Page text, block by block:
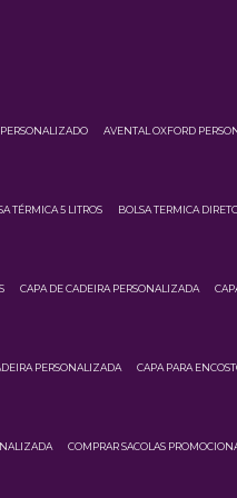
AVENTAL OXFORD
TÉRMICA 5 LITROS BOLSA TERMICA
CAPA DE CADEIRA PERSONALIZADA
PERSONALIZADA CAPA PARA
COMPRAR SACOLAS